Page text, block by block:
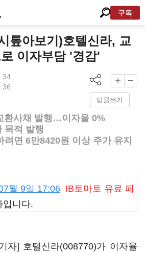
구독
톺아보기)호텔신라, 교
이자부담 '경감'
답글쓰기
환사채 발행…이자율 0%
목적 발행
려면 6만8420원 이상 주가 유지
월 9일 17:06 IB토마토 유료 페
입니다.
자] 호텔신라(008770)가 이자율